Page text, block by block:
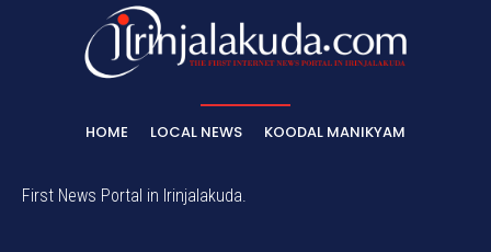
HOME LOCAL NEWS KOODAL MANIKYAM
First News Portal in Irinjalakuda.